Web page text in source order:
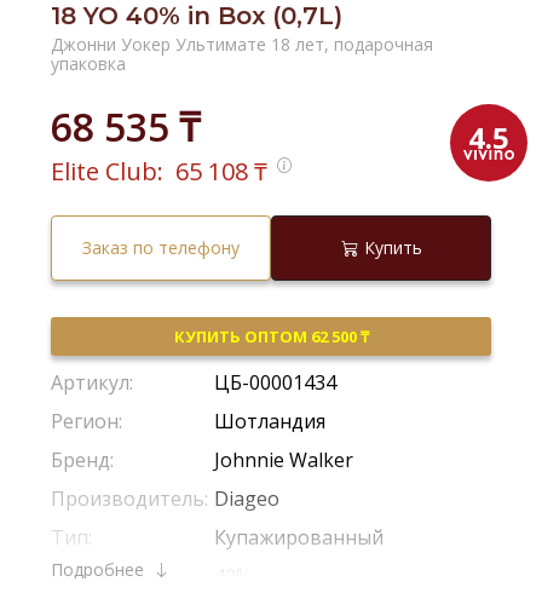
18 YO 40% in Box (0,7L)
Джонни Уокер Ультимате 18 лет, подарочная
упаковка
68 535 ₸ 4.5
Elite Club: 65 108₸
Заказ по телефону Купить
КУПИТЬ ОПТОМ 62 500 ₸
Артикул:
ЦБ-00001434
Регион:
Шотландия
Бренд:
Johnnie Walker
Производитель: Diageo
Тип:
Купажированный
Крепость:
Подробнее